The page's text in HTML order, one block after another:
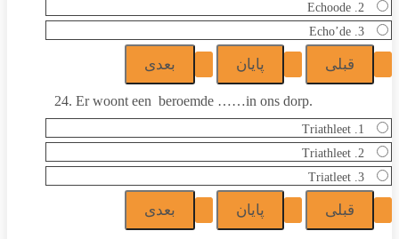
2. Echoode
3. Echo’de
24. Er woont een beroemde ……in ons dorp.
1. Triathleet
2. Triathleet
3. Triatleet